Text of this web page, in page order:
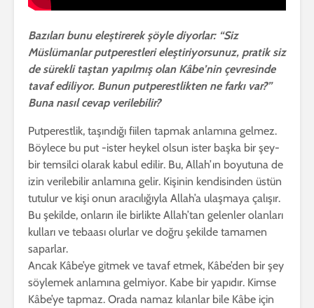
Bazıları bunu eleştirerek şöyle diyorlar: “Siz
Müslümanlar putperestleri eleştiriyorsunuz, pratik siz
de sürekli taştan yapılmış olan Kâbe’nin çevresinde
tavaf ediliyor. Bunun putperestlikten ne farkı var?”
Buna nasıl cevap verilebilir?
Putperestlik, taşındığı fiilen tapmak anlamına gelmez.
Böylece bu put -ister heykel olsun ister başka bir şey-
bir temsilci olarak kabul edilir. Bu, Allah’ın boyutuna de
izin verilebilir anlamına gelir. Kişinin kendisinden üstün
tutulur ve kişi onun aracılığıyla Allah’a ulaşmaya çalışır.
Bu şekilde, onların ile birlikte Allah’tan gelenler olanları
kulları ve tebaası olurlar ve doğru şekilde tamamen
saparlar.
Ancak Kâbe’ye gitmek ve tavaf etmek, Kâbe’den bir şey
söylemek anlamına gelmiyor. Kabe bir yapıdır. Kimse
Kâbe’ye tapmaz. Orada namaz kılanlar bile Kâbe için